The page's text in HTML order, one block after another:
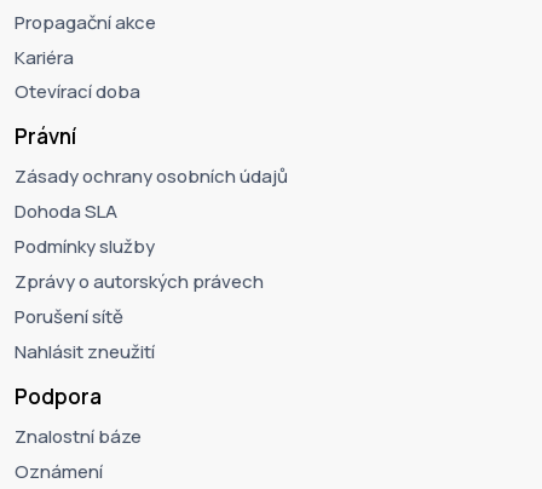
Propagační akce
Kariéra
Otevírací doba
Právní
Zásady ochrany osobních údajů
Dohoda SLA
Podmínky služby
Zprávy o autorských právech
Porušení sítě
Nahlásit zneužití
Podpora
Znalostní báze
Oznámení